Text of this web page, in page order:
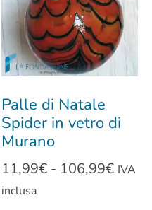
Palle di Natale
Spider in vetro di
Murano
11,99€ - 106,99€ IVA
inclusa